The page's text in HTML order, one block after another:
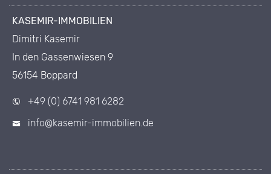
KASEMIR-IMMOBILIEN
Dimitri Kasemir
In den Gassenwiesen 9
56154 Boppard
+49 (0) 6741 981 6282
info@kasemir-immobilien.de